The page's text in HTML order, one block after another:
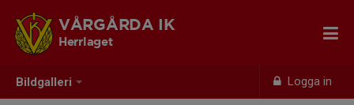
Bildgalleri Logga in
VÅRGÅRDA IK
Herrlaget